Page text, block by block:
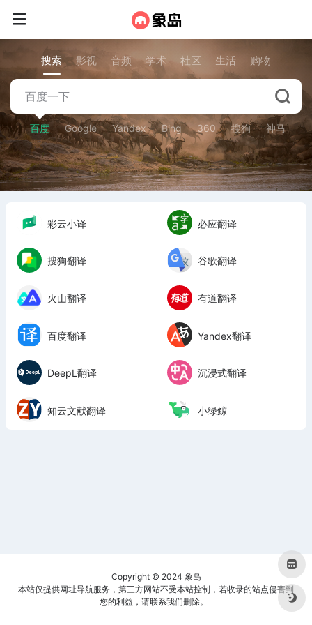
搜索 影视 音频 学术 社区 生活 购物
百度 Google Yandex Bing 360 搜狗 神马
彩云小译 必应翻译
搜狗翻译 谷歌翻译
火山翻译 有道翻译
百度翻译 Yandex翻译
DeepL翻译 沉浸式翻译
知云文献翻译 小绿鲸
Copyright © 2024 象岛
本站仅提供网址导航服务，第三方网站不受本站控制，若收录的站点侵害到
您的利益，请联系我们删除。